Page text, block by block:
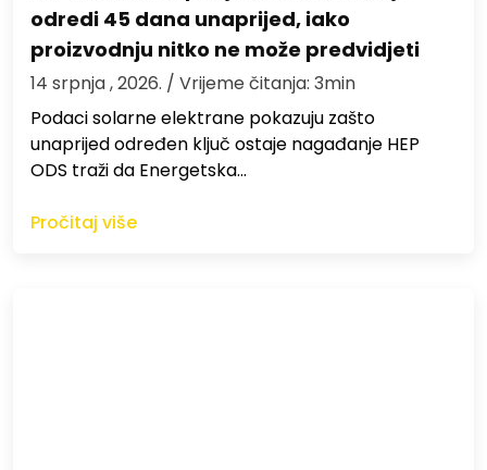
odredi 45 dana unaprijed, iako
proizvodnju nitko ne može predvidjeti
14 srpnja , 2026. / Vrijeme čitanja: 3min
Podaci solarne elektrane pokazuju zašto
unaprijed određen ključ ostaje nagađanje HEP
ODS traži da Energetska…
Pročitaj više